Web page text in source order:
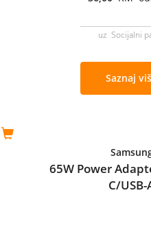
uz Socijalni
Saznaj
65W Power
C/USB-